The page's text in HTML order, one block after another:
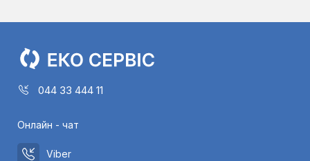
044 33 444 11
Онлайн - чат
Viber